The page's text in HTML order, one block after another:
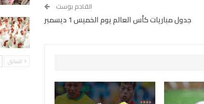
القادم بوست
جدول مباريات كأس العالم يوم الخميس 1 ديسمبر
السابق